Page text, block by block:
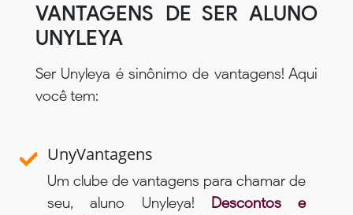
VANTAGENS DE SER ALUNO
UNYLEYA
Ser Unyleya é sinônimo de vantagens! Aqui
você tem:
UnyVantagens
Um clube de vantagens para chamar de
seu, aluno Unyleya! Descontos e